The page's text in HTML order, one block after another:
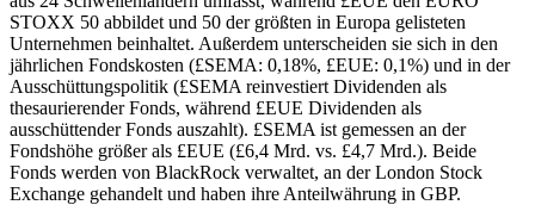
STOXX 50 abbildet und 50 der größten in Europa gelisteten
Unternehmen beinhaltet. Außerdem unterscheiden sie sich in den
jährlichen Fondskosten (£SEMA: 0,18%, £EUE: 0,1%) und in der
Ausschüttungspolitik (£SEMA reinvestiert Dividenden als
thesaurierender Fonds, während £EUE Dividenden als
ausschüttender Fonds auszahlt). £SEMA ist gemessen an der
Fondshöhe größer als £EUE (£6,4 Mrd. vs. £4,7 Mrd.). Beide
Fonds werden von BlackRock verwaltet, an der London Stock
Exchange gehandelt und haben ihre Anteilwährung in GBP.